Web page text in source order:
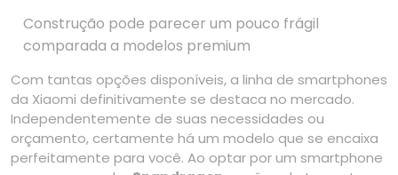
Construção pode parecer um pouco frágil
comparada a modelos premium
Com tantas opções disponíveis, a linha de smartphones
da Xiaomi definitivamente se destaca no mercado.
Independentemente de suas necessidades ou
orçamento, certamente há um modelo que se encaixa
perfeitamente para você. Ao optar por um smartphone